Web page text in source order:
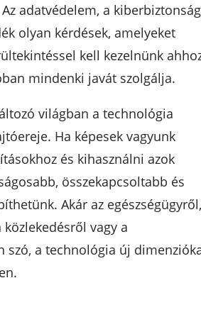
adatvédelem, a kiberbiztonság
olyan kérdések, amelyeket
kell kezelnünk
mindenki javát szolgálja.
világban a technológia
Ha képesek vagyunk
és kihasználni azok
összekapcsoltabb és
Akár az egészségügyről,
vagy a
szó, a technológia új